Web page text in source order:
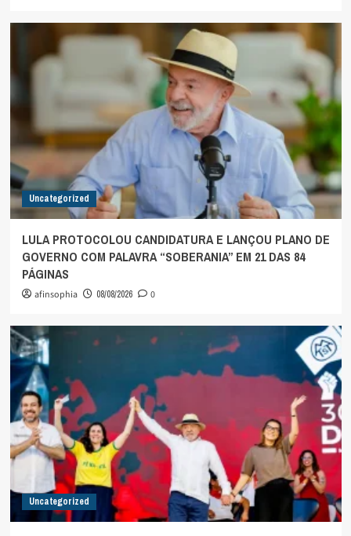
Uncategorized
LULA PROTOCOLOU CANDIDATURA E LANÇOU PLANO DE
GOVERNO COM PALAVRA “SOBERANIA” EM 21 DAS 84
PÁGINAS
afinsophia 08/08/2026 0
Uncategorized